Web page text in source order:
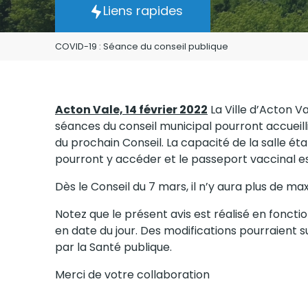
Liens rapides
COVID-19 : Séance du conseil publique
Acton Vale, 14 février 2022 La Ville d’Acton
séances du conseil municipal pourront
du prochain Conseil. La capacité de la salle
pourront y accéder et le passeport vaccinal
Dès le Conseil du 7 mars, il n’y aura plus de
Notez que le présent avis est réalisé en
en date du jour. Des modifications pourraient
par la Santé publique.
Merci de votre collaboration